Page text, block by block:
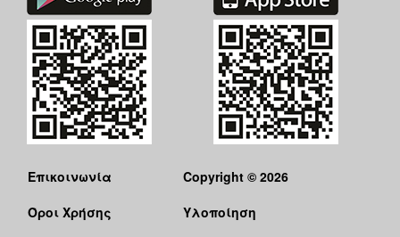
Επικοινωνία
Όροι Χρήσης
Copyright © 2026
Υλοποίηση